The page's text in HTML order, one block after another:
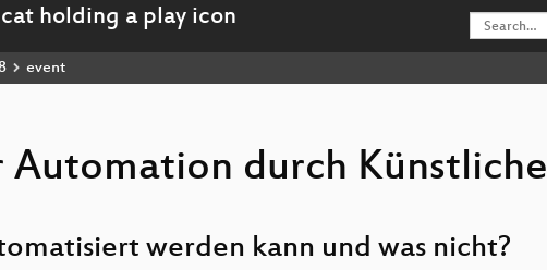
event
Automation durch Künstliche
werden kann und was nicht?